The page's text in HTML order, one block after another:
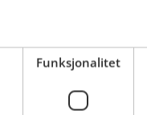
Funksjonalitet